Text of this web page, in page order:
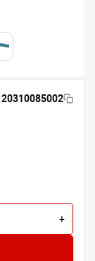
20310085002
+